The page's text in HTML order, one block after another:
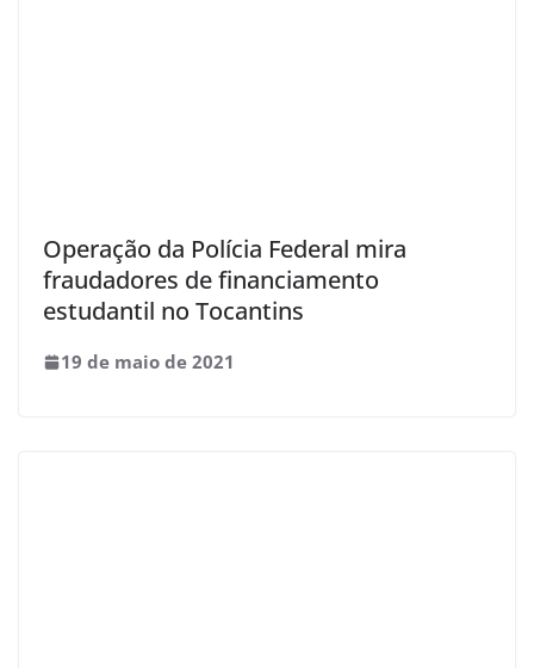
Operação da Polícia Federal mira
fraudadores de financiamento
estudantil no Tocantins
19 de maio de 2021